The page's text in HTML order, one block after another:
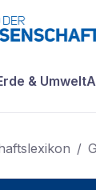
& Umwelt
/ G